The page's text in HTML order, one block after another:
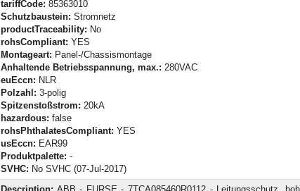
tariffCode: 85363010
Schutzbaustein: Stromnetz
productTraceability: No
rohsCompliant: YES
Montageart: Panel-/Chassismontage
Anhaltende Betriebsspannung, max.: 280VAC
euEccn: NLR
Polzahl: 3-polig
Spitzenstoßstrom: 20kA
hazardous: false
rohsPhthalatesCompliant: YES
usEccn: EAR99
Produktpalette: -
SVHC: No SVHC (07-Jul-2017)